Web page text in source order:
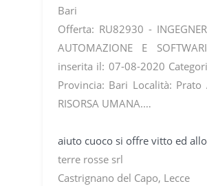
Bari
Offerta: RU82930 -
AUTOMAZIONE E
inserita il: 07-08-2020
Provincia: Bari Località: Prato
RISORSA UMANA.…
aiuto cuoco si offre vitto ed
terre rosse srl
Castrignano del Capo, Lecce